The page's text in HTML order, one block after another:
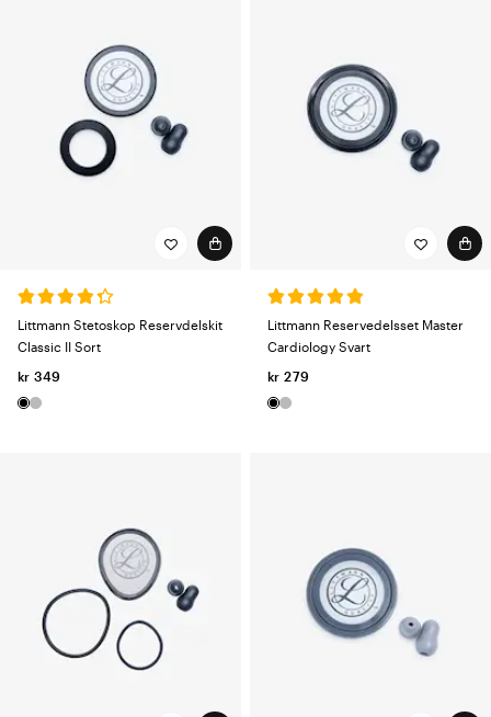
Littmann Stetoskop Reservdelskit
Classic II Sort
kr 349
Littmann Reservedelsset Master
Cardiology Svart
kr 279